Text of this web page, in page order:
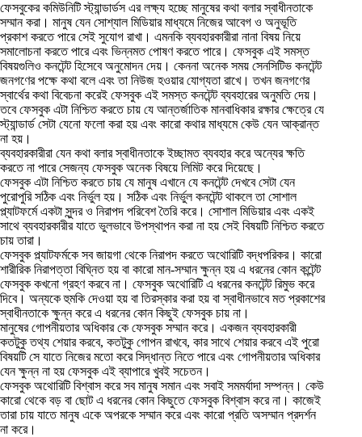
ফেসবুকের কমিউনিটি স্ট্যান্ডার্ডস এর লক্ষ্য হচ্ছে মানুষের কথা বলার স্বাধীনতাকে
সম্মান করা। মানুষ যেন সোশ্যাল মিডিয়ার মাধ্যমে নিজের আবেগ ও অনুভূতি
প্রকাশ করতে পারে সেই সুযোগ রাখা। এমনকি ব্যবহারকারীরা নানা বিষয় নিয়ে
সমালোচনা করতে পারে এবং ভিন্নমত পোষণ করতে পারে। ফেসবুক এই সমস্ত
বিষয়গুলিও কনটেন্ট হিসেবে অনুমোদন দেয়। কেননা অনেক সময় সেনসিটিভ কনটেন্ট
জনগণের পক্ষে কথা বলে এবং তা নিউজ হওয়ার যোগ্যতা রাখে। তখন জনগণের
স্বার্থের কথা বিবেচনা করেই ফেসবুক এই সমস্ত কনটেন্ট ব্যবহারের অনুমতি দেয়।
তবে ফেসবুক এটা নিশ্চিত করতে চায় যে আন্তর্জাতিক মানবাধিকার রক্ষার ক্ষেত্রে যে
স্ট্যান্ডার্ড সেটা যেনো ফলো করা হয় এবং কারো কথার মাধ্যমে কেউ যেন আক্রান্ত
না হয়।
ব্যবহারকারীরা যেন কথা বলার স্বাধীনতাকে ইচ্ছামত ব্যবহার করে অন্যের ক্ষতি
করতে না পারে সেজন্য ফেসবুক অনেক বিষয়ে লিমিট করে দিয়েছে।
ফেসবুক এটা নিশ্চিত করতে চায় যে মানুষ এখানে যে কনটেন্ট দেখবে সেটা যেন
পুরোপুরি সঠিক এবং নির্ভুল হয়। সঠিক এবং নির্ভুল কনটেন্ট থাকলে তা সোশাল
প্ল্যাটফর্মে একটা সুন্দর ও নিরাপদ পরিবেশ তৈরি করে। সোশাল মিডিয়ার এবং একই
সাথে ব্যবহারকারীর যাতে ভুলভাবে উপস্থাপন করা না হয় সেই বিষয়টি নিশ্চিত করতে
চায় তারা।
ফেসবুক প্ল্যাটফর্মকে সব জায়গা থেকে নিরাপদ করতে অথোরিটি বদ্ধপরিকর। কারো
শারীরিক নিরাপত্তা বিঘ্নিত হয় বা কারো মান-সম্মান ক্ষুন্ন হয় এ ধরনের কোন কন্টেন্ট
ফেসবুক কখনো গ্রহণ করবে না। ফেসবুক অথোরিটি এ ধরনের কনটেন্ট রিমুভ করে
দিবে। অন্যকে হুমকি দেওয়া হয় বা তিরস্কার করা হয় বা স্বাধীনভাবে মত প্রকাশের
স্বাধীনতাকে ক্ষুন্ন করে এ ধরনের কোন কিছুই ফেসবুক চায় না।
মানুষের গোপনীয়তার অধিকার কে ফেসবুক সম্মান করে। একজন ব্যবহারকারী
কতটুকু তথ্য শেয়ার করবে, কতটুকু গোপন রাখবে, কার সাথে শেয়ার করবে এই পুরো
বিষয়টি সে যাতে নিজের মতো করে সিদ্ধান্ত নিতে পারে এবং গোপনীয়তার অধিকার
যেন ক্ষুন্ন না হয় ফেসবুক এই ব্যাপারে খুবই সচেতন।
ফেসবুক অথোরিটি বিশ্বাস করে সব মানুষ সমান এবং সবাই সমমর্যাদা সম্পন্ন। কেউ
কারো থেকে বড় বা ছোট এ ধরনের কোন কিছুতে ফেসবুক বিশ্বাস করে না। কাজেই
তারা চায় যাতে মানুষ একে অপরকে সম্মান করে এবং কারো প্রতি অসম্মান প্রদর্শন
না করে।